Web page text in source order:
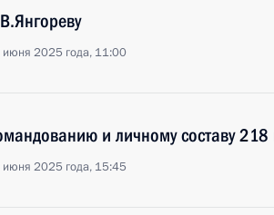
2025 года, 11:00
и личному составу 218
2025 года, 15:45